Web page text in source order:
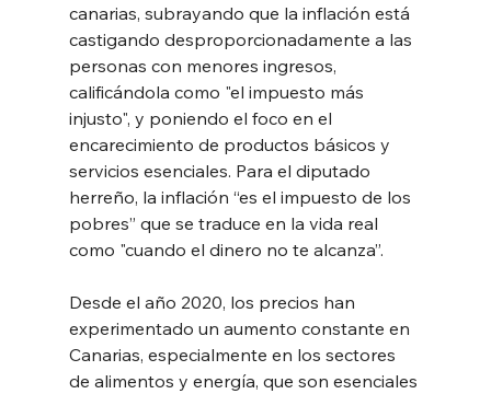
canarias, subrayando que la inflación está
castigando desproporcionadamente a las
personas con menores ingresos,
calificándola como "el impuesto más
injusto", y poniendo el foco en el
encarecimiento de productos básicos y
servicios esenciales. Para el diputado
herreño, la inflación “es el impuesto de los
pobres” que se traduce en la vida real
como "cuando el dinero no te alcanza”.
Desde el año 2020, los precios han
experimentado un aumento constante en
Canarias, especialmente en los sectores
de alimentos y energía, que son esenciales